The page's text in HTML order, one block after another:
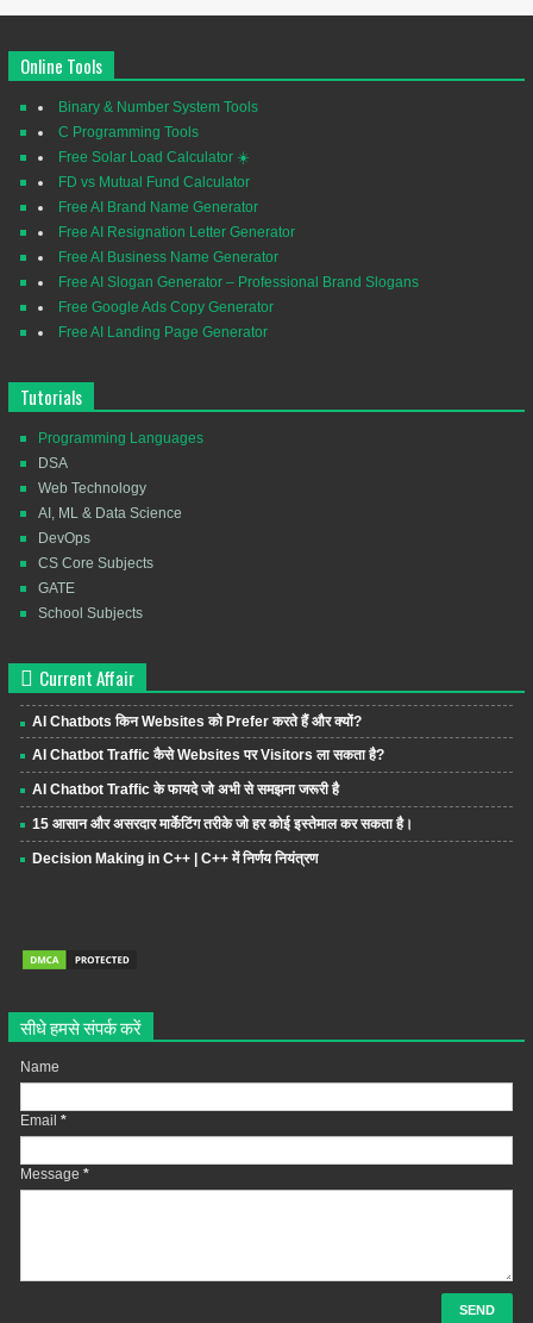
Online Tools
Binary & Number System Tools
C Programming Tools
Free Solar Load Calculator ☀️
FD vs Mutual Fund Calculator
Free AI Brand Name Generator
Free AI Resignation Letter Generator
Free AI Business Name Generator
Free AI Slogan Generator – Professional Brand Slogans
Free Google Ads Copy Generator
Free AI Landing Page Generator
Tutorials
Programming Languages
DSA
Web Technology
AI, ML & Data Science
DevOps
CS Core Subjects
GATE
School Subjects
Current Affair
AI Chatbots किन Websites को Prefer करते हैं और क्यों?
AI Chatbot Traffic कैसे Websites पर Visitors ला सकता है?
AI Chatbot Traffic के फायदे जो अभी से समझना जरूरी है
15 आसान और असरदार मार्केटिंग तरीके जो हर कोई इस्तेमाल कर सकता है।
Decision Making in C++ | C++ में निर्णय नियंत्रण
सीधे हमसे संपर्क करें
Name
Email *
Message *